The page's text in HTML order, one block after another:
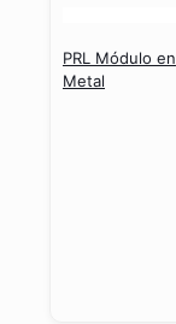
PRL Módulo en
Metal